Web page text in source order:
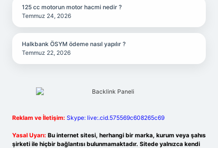
125 cc motorun motor hacmi nedir ?
Temmuz 24, 2026
Halkbank ÖSYM ödeme nasıl yapılır ?
Temmuz 22, 2026
Reklam ve İletişim: Skype: live:.cid.575569c608265c69
Yasal Uyarı: Bu internet sitesi, herhangi bir marka, kurum veya şahıs
şirketi ile hiçbir bağlantısı bulunmamaktadır. Sitede yalnızca kendi